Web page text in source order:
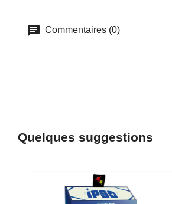
Commentaires (0)
Quelques suggestions